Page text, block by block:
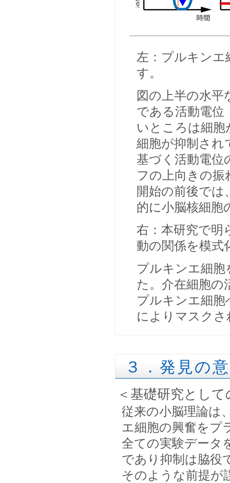
左：プルキンエ
す。
図の上半の水平
である活動電位
いところは細
細胞が抑制され
基づく活動電位
フの上向きの振
開始の前後では
的に小脳核細胞
右：本研究で明
動の関係を模式
プルキンエ細
た。介在細胞の
プルキンエ細胞
によりマスク
３．発見の
＜基礎研究とし
従来の小脳理論は
エ細胞の興奮をプ
全ての実験データ
であり抑制は脇役
そのような前提が